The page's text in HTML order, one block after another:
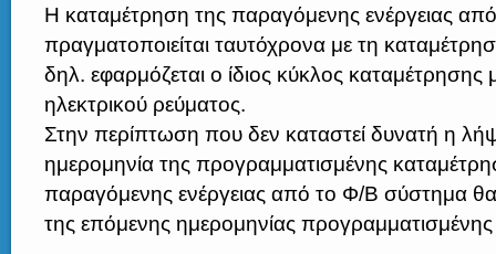
Η καταμέτρηση της παραγόμενης ενέργειας
πραγματοποιείται ταυτόχρονα με τη
δηλ. εφαρμόζεται ο ίδιος κύκλος
ηλεκτρικού ρεύματος.
Στην περίπτωση που δεν καταστεί δυνατή η
ημερομηνία της προγραμματισμένης
παραγόμενης ενέργειας από το Φ/Β σύστημα θα
της επόμενης ημερομηνίας